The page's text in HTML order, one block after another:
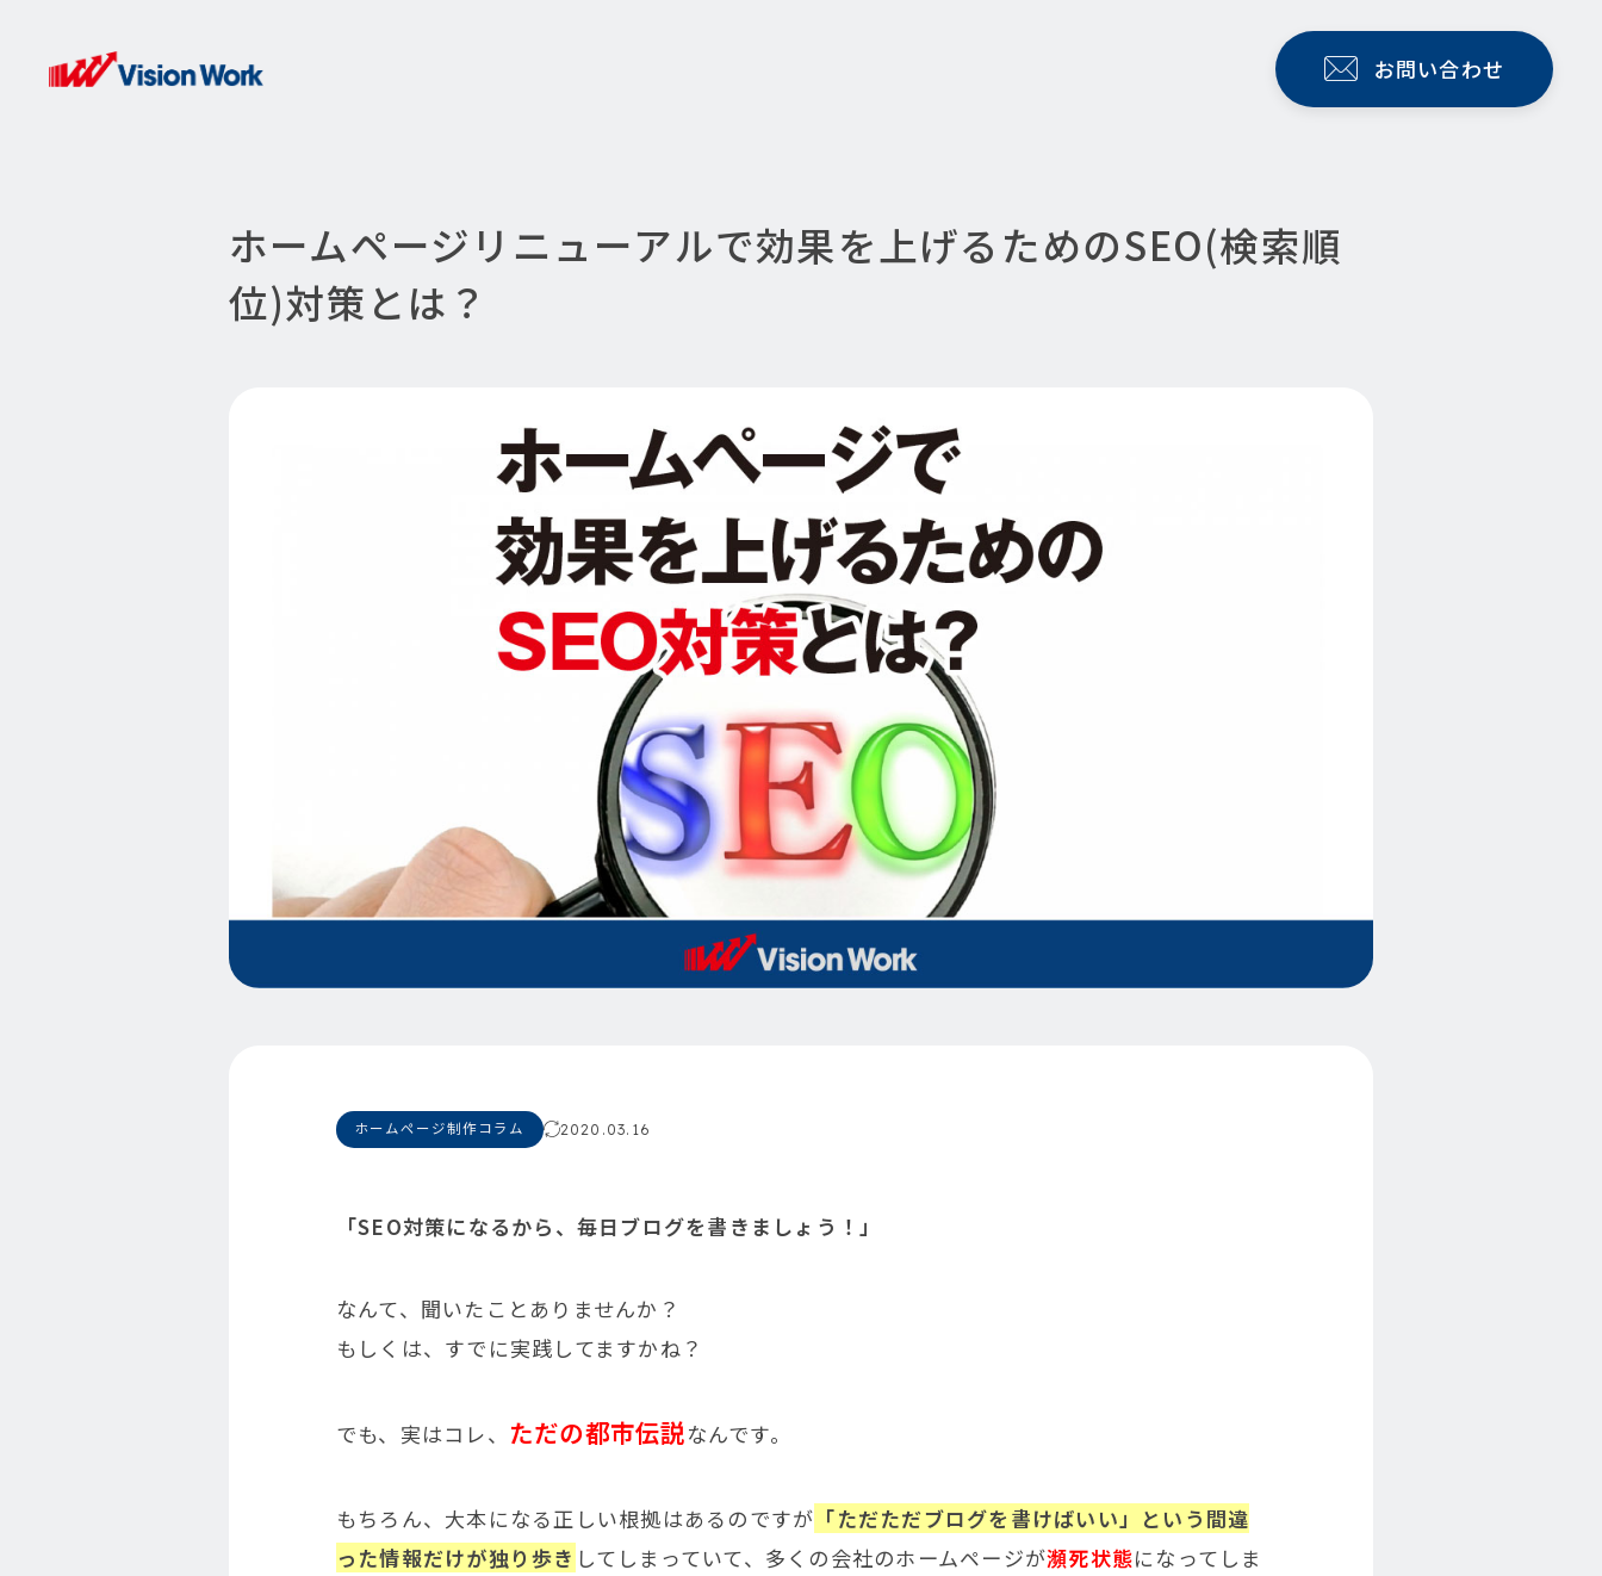
お問い合わせ
ホームページリニューアルで効果を上げるためのSEO(検索順
位)対策とは？
2020.03.16
ホームページ制作コラム
「SEO対策になるから、毎日ブログを書きましょう！」
なんて、聞いたことありませんか？
もしくは、すでに実践してますかね？
でも、実はコレ、 ただの都市伝説なんです。
もちろん、大本になる正しい根拠はあるのですが 「ただただブログを書けばいい」という間違
った情報だけが独り歩き してしまっていて、多くの会社のホームページが瀕死状態になってしま